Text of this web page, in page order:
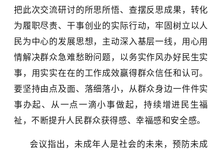
把此次交流研讨的所思所悟、查摆反思成果，转化
为履职尽责、干事创业的实际行动，牢固树立以人
民为中心的发展思想，主动深入基层一线，用心用
情解决群众急难愁盼问题，以务实作风办好民生实
事，用实实在在的工作成效赢得群众信任和认可。
要坚持由点及面、落细落小，从群众身边一件件实
事办起、从一点一滴小事做起，持续增进民生福
祉，不断提升人民群众获得感、幸福感和安全感。
会议指出，未成年人是社会的未来，预防未成